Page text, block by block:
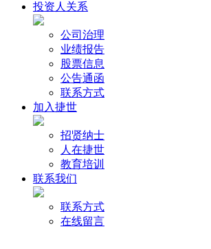
投资人关系
公司治理
业绩报告
股票信息
公告通函
联系方式
加入捷世
招贤纳士
人在捷世
教育培训
联系我们
联系方式
在线留言